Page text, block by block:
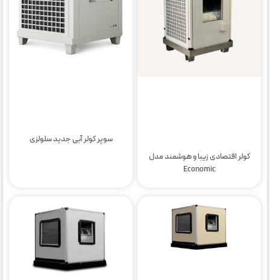
کولر اقتصادی زیبا و هوشمند مدل
Economic
سوپر کولر آبی جدید سلولزی